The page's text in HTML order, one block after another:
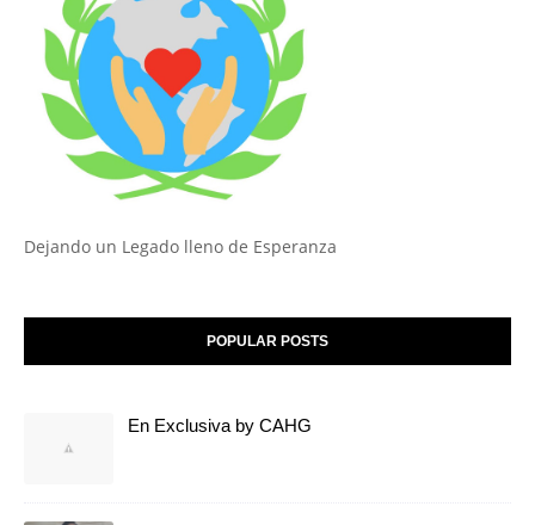
Dejando un Legado lleno de Esperanza
POPULAR POSTS
En Exclusiva by CAHG